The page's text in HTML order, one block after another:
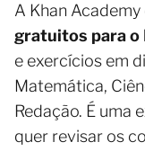
A Khan
gratuitos para o
e exercícios em
Matemática,
Redação. É uma
quer revisar os